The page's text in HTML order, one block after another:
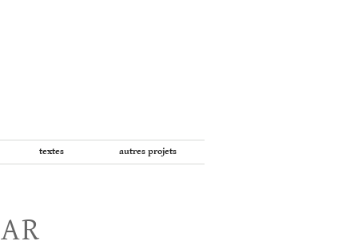
textes autres projets